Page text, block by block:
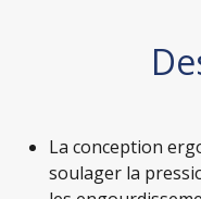
La conception
soulager la